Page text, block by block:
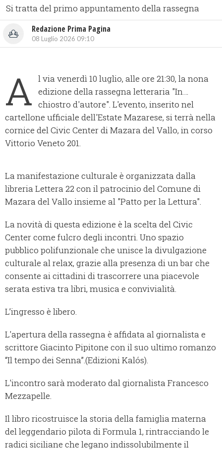
Si tratta del primo appuntamento della rassegna
Redazione Prima Pagina
08 Luglio 2026 09:10
A l via venerdì 10 luglio, alle ore 21:30, la nona
edizione della rassegna letteraria "In…
chiostro d'autore". L'evento, inserito nel
cartellone ufficiale dell'Estate Mazarese, si terrà nella
cornice del Civic Center di Mazara del Vallo, in corso
Vittorio Veneto 201.
La manifestazione culturale è organizzata dalla
libreria Lettera 22 con il patrocinio del Comune di
Mazara del Vallo insieme al "Patto per la Lettura".
La novità di questa edizione è la scelta del Civic
Center come fulcro degli incontri. Uno spazio
pubblico polifunzionale che unisce la divulgazione
culturale al relax, grazie alla presenza di un bar che
consente ai cittadini di trascorrere una piacevole
serata estiva tra libri, musica e convivialità.
L’ingresso è libero.
L'apertura della rassegna è affidata al giornalista e
scrittore Giacinto Pipitone con il suo ultimo romanzo
“Il tempo dei Senna”.(Edizioni Kalós).
L'incontro sarà moderato dal giornalista Francesco
Mezzapelle.
Il libro ricostruisce la storia della famiglia materna
del leggendario pilota di Formula 1, rintracciando le
radici siciliane che legano indissolubilmente il